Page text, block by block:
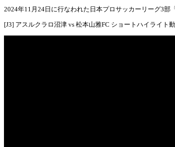
2024年11月24日に行なわれた日本プロサッカーリーグ3部
[J3] アスルクラロ沼津 vs 松本山雅FC ショートハイライト